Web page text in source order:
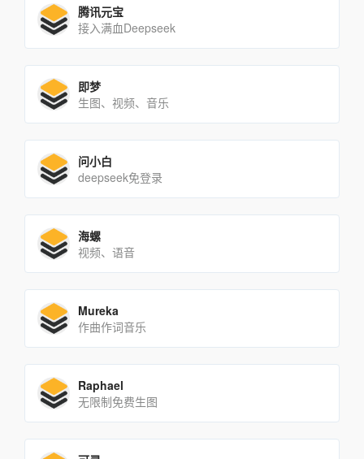
腾讯元宝
接入满血Deepseek
即梦
生图、视频、音乐
问小白
deepseek免登录
海螺
视频、语音
Mureka
作曲作词音乐
Raphael
无限制免费生图